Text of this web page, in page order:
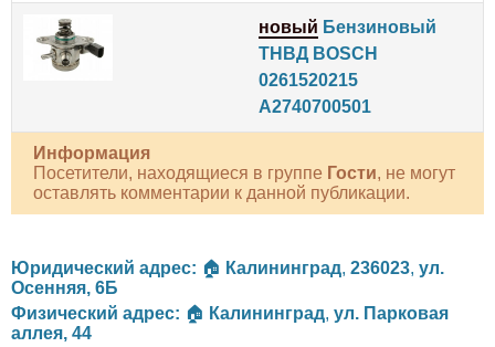
новый Бензиновый
ТНВД BOSCH
0261520215
A2740700501
Информация
Посетители, находящиеся в группе Гости, не могут
оставлять комментарии к данной публикации.
Юридический адрес: 🏠 Калининград, 236023, ул.
Осенняя, 6Б
Физический адрес: 🏠 Калининград, ул. Парковая
аллея, 44